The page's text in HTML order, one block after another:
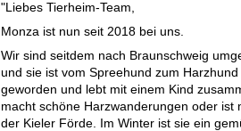
"Liebes Tierheim-Team,
Monza ist nun seit 2018 bei uns.
Wir sind seitdem nach Braunschweig
und sie ist vom Spreehund zum Harzhund
geworden und lebt mit einem Kind
macht schöne Harzwanderungen oder ist
der Kieler Förde. Im Winter ist sie ein